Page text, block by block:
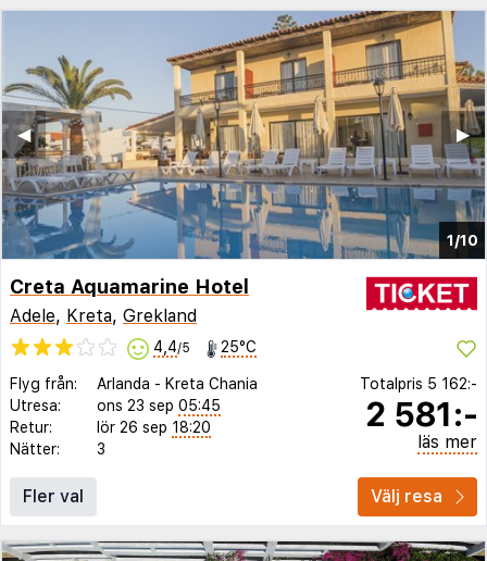
1/10
▶︎
◀︎
Creta Aquamarine Hotel
Adele, Kreta, Grekland
4,4/5 25°C
Flyg från: Arlanda - Kreta Chania
Utresa:
ons 23 sep 05:45
Retur:
lör 26 sep 18:20
Nätter:
3
Totalpris 5 162:-
2 581:-
läs mer
Fler val Välj resa